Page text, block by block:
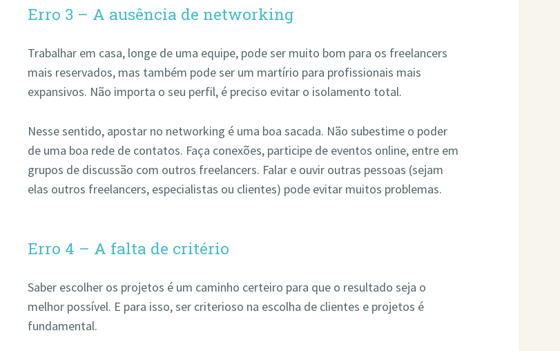
Erro 3 – A ausência de networking
Trabalhar em casa, longe de uma equipe, pode ser muito bom para os freelancers
mais reservados, mas também pode ser um martírio para profissionais mais
expansivos. Não importa o seu perfil, é preciso evitar o isolamento total.
Nesse sentido, apostar no networking é uma boa sacada. Não subestime o poder
de uma boa rede de contatos. Faça conexões, participe de eventos online, entre em
grupos de discussão com outros freelancers. Falar e ouvir outras pessoas (sejam
elas outros freelancers, especialistas ou clientes) pode evitar muitos problemas.
Erro 4 – A falta de critério
Saber escolher os projetos é um caminho certeiro para que o resultado seja o
melhor possível. E para isso, ser criterioso na escolha de clientes e projetos é
fundamental.